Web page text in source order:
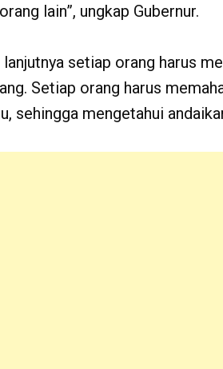
lain”, ungkap Gubernur.
lanjutnya setiap orang harus
Setiap orang harus
sehingga mengetahui